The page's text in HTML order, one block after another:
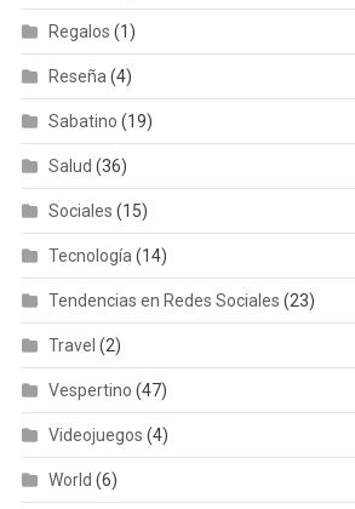
Regalos (1)
Reseña(4)
Sabatino (19)
Salud (36)
Sociales (15)
Tecnología(14)
Tendencias en Redes Sociales (23)
Travel (2)
Vespertino (47)
Videojuegos (4)
World (6)